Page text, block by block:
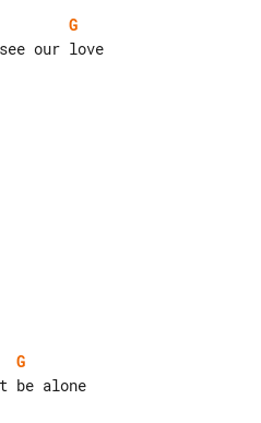
G
G